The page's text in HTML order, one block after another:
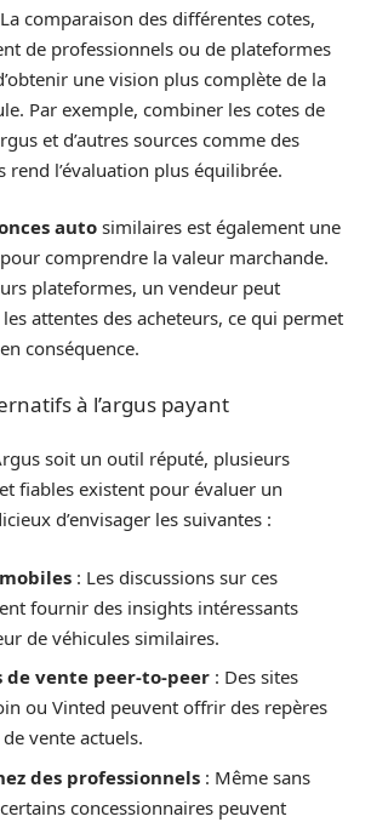
comparaison des différentes cotes,
de professionnels ou de plateformes
une vision plus complète de la
Par exemple, combiner les cotes de
et d’autres sources comme des
rend l’évaluation plus équilibrée.
auto similaires est également une
comprendre la valeur marchande.
plateformes, un vendeur peut
attentes des acheteurs, ce qui permet
conséquence.
à l’argus payant
soit un outil réputé, plusieurs
fiables existent pour évaluer un
d’envisager les suivantes :
: Les discussions sur ces
fournir des insights intéressants
de véhicules similaires.
de vente peer-to-peer : Des sites
ou Vinted peuvent offrir des repères
vente actuels.
des professionnels : Même sans
concessionnaires peuvent